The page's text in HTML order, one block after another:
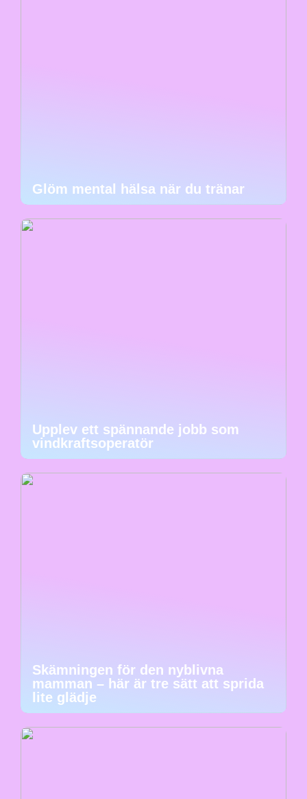
Glöm mental hälsa när du tränar
Upplev ett spännande jobb som
vindkraftsoperatör
Skämningen för den nyblivna
mamman – här är tre sätt att sprida
lite glädje